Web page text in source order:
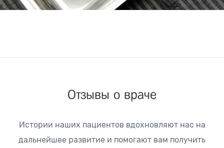
Отзывы о враче
Истории наших пациентов вдохновляют нас на
дальнейшее развитие и помогают вам получить